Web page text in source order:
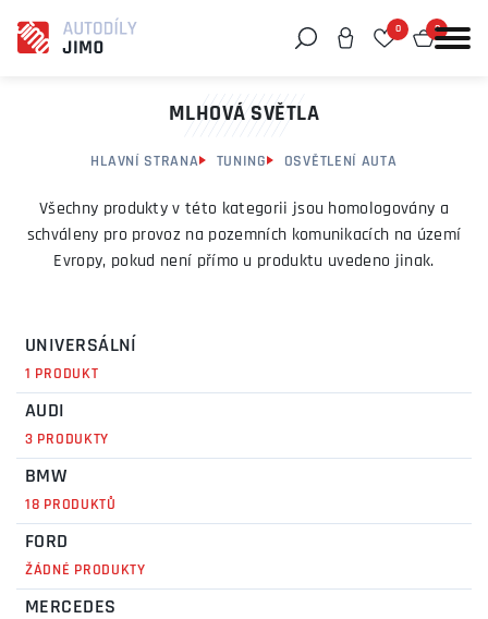
0 0
MLHOVÁ SVĚTLA
HLAVNÍ STRANA TUNING OSVĚTLENÍ AUTA
Všechny produkty v této kategorii jsou homologovány a
schváleny pro provoz na pozemních komunikacích na území
Evropy, pokud není přímo u produktu uvedeno jinak.
UNIVERSÁLNÍ
1 PRODUKT
AUDI
3 PRODUKTY
BMW
18 PRODUKTŮ
FORD
ŽÁDNÉ PRODUKTY
MERCEDES
Můžeme vám pomoci něco najít?